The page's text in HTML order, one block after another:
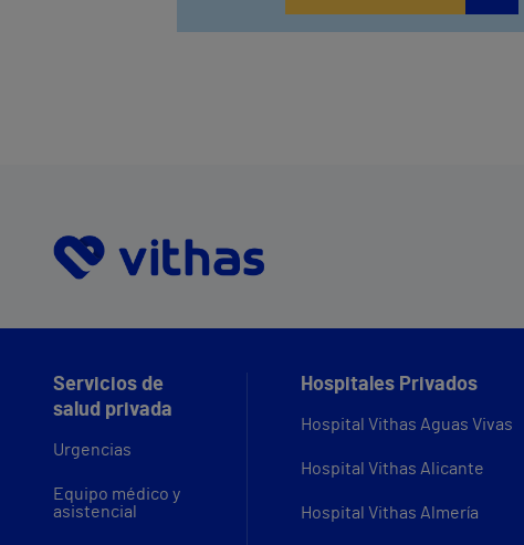
Servicios de
salud privada
Urgencias
Equipo médico y
asistencial
Hospitales Privados
Hospital Vithas Aguas Vivas
Hospital Vithas Alicante
Hospital Vithas Almería